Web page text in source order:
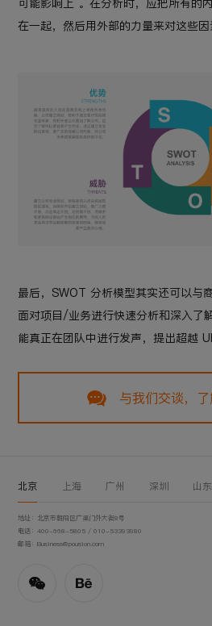
可能影响上 。在分析时，应把所有的
在一起，然后用外部的力量来对这些因
最后，SWOT 分析模型其实还可以与
面对项目/业务进行快速分析和深入了
能真正在团队中进行发声，提出超越
与我们交谈，
北京 上海 广州 深圳 山东
地址：北京市朝阳区广渠门外大街8号
电话：400-668-5805 / 010-53393980
邮箱：Business@pousion.com